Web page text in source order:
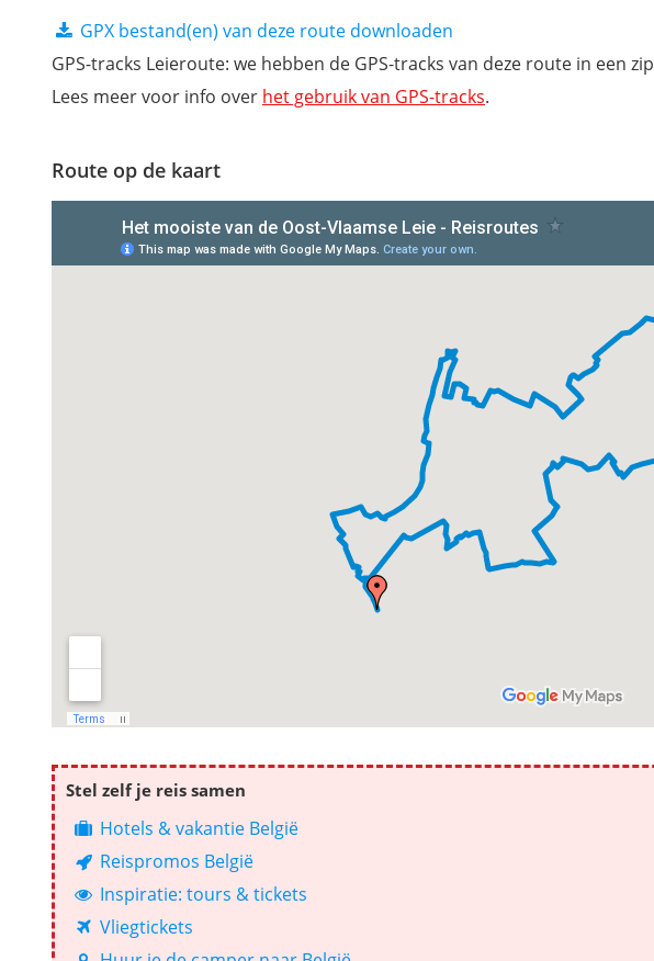
GPX bestand(en) van deze route downloaden
GPS-tracks Leieroute: we hebben de GPS-tracks van deze route in een
Lees meer voor info over het gebruik van GPS-tracks.
Route op de kaart
Stel zelf je reis samen
Hotels & vakantie België
Reispromos België
Inspiratie: tours & tickets
Vliegtickets